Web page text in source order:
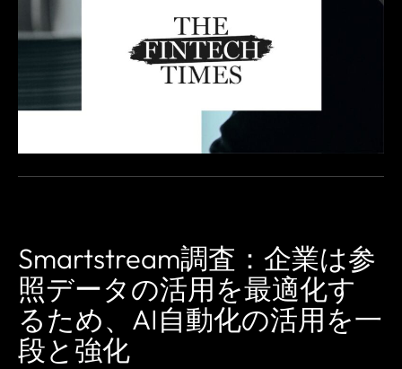
Smartstream調査：企業は参
照データの活用を最適化す
るため、AI自動化の活用を一
段と強化